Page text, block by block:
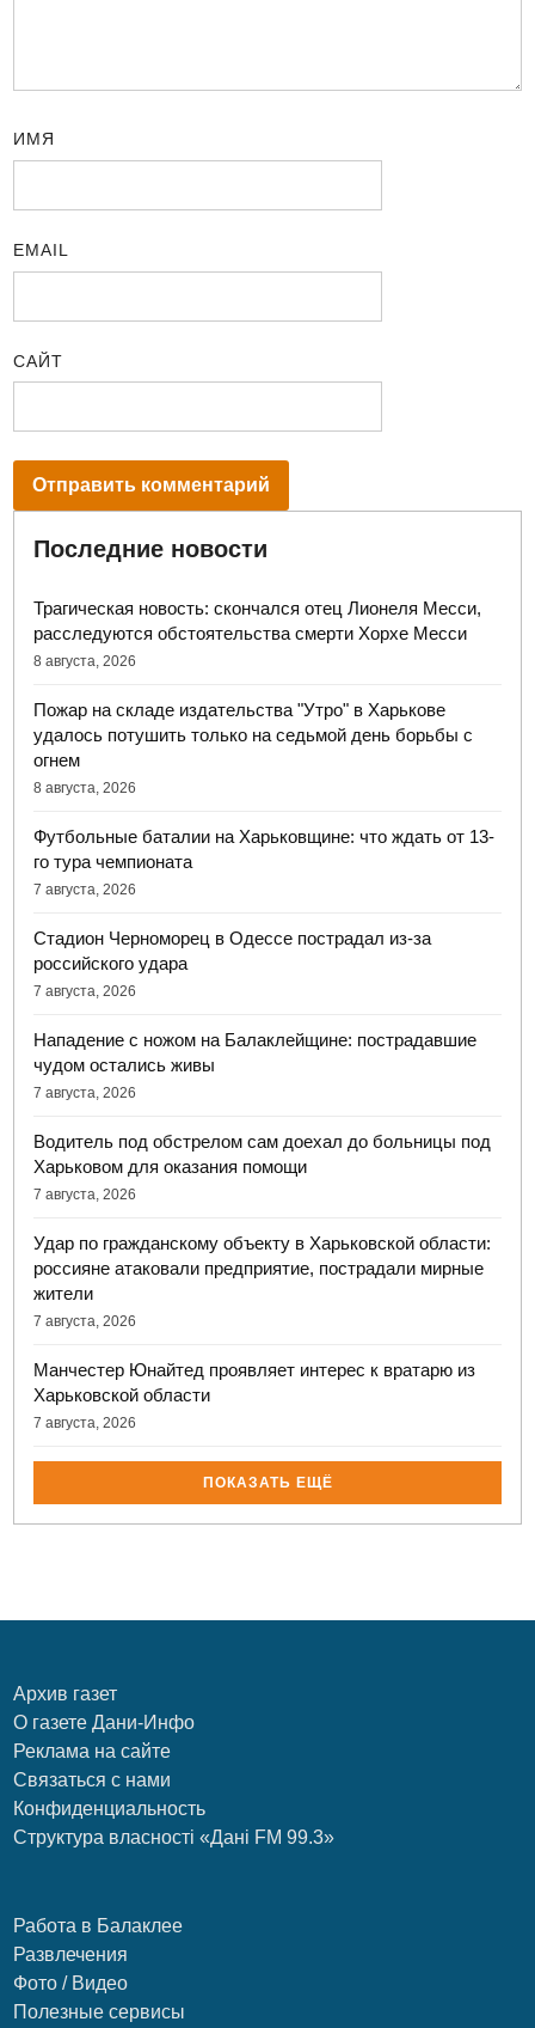
ИМЯ
EMAIL
САЙТ
Последние новости
Трагическая новость: скончался отец Лионеля Месси,
расследуются обстоятельства смерти Хорхе Месси
8 августа, 2026
Пожар на складе издательства "Утро" в Харькове
удалось потушить только на седьмой день борьбы с
огнем
8 августа, 2026
Футбольные баталии на Харьковщине: что ждать от 13-
го тура чемпионата
7 августа, 2026
Стадион Черноморец в Одессе пострадал из-за
российского удара
7 августа, 2026
Нападение с ножом на Балаклейщине: пострадавшие
чудом остались живы
7 августа, 2026
Водитель под обстрелом сам доехал до больницы под
Харьковом для оказания помощи
7 августа, 2026
Удар по гражданскому объекту в Харьковской области:
россияне атаковали предприятие, пострадали мирные
жители
7 августа, 2026
Манчестер Юнайтед проявляет интерес к вратарю из
Харьковской области
7 августа, 2026
ПОКАЗАТЬ ЕЩЁ
Архив газет
О газете Дани-Инфо
Реклама на сайте
Связаться с нами
Конфиденциальность
Структура власності «Дані FM 99.3»
Работа в Балаклее
Развлечения
Фото / Видео
Полезные сервисы